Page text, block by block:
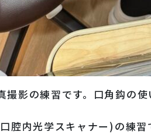
撮影の練習です。口角鈎の
腔内光学スキャナー)の練